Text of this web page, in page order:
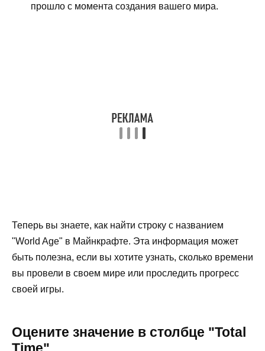
прошло с момента создания вашего мира.
Теперь вы знаете, как найти строку с названием
"World Age" в Майнкрафте. Эта информация может
быть полезна, если вы хотите узнать, сколько времени
вы провели в своем мире или проследить прогресс
своей игры.
Оцените значение в столбце "Total